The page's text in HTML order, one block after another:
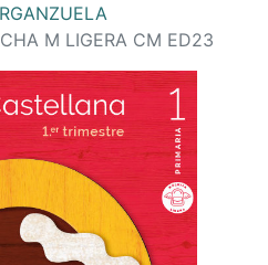
M LIGERA CM ED23